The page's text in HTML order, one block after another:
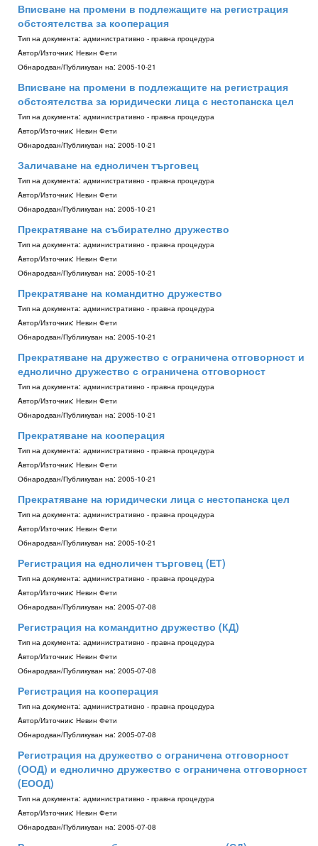
Вписване на промени в подлежащите на регистрация
обстоятелства за кооперация
Тип на документа: административно - правна процедура
Aвтор/Източник: Невин Фети
Обнародван/Публикуван на: 2005-10-21
Вписване на промени в подлежащите на регистрация
обстоятелства за юридически лица с нестопанска цел
Тип на документа: административно - правна процедура
Aвтор/Източник: Невин Фети
Обнародван/Публикуван на: 2005-10-21
Заличаване на едноличен търговец
Тип на документа: административно - правна процедура
Aвтор/Източник: Невин Фети
Обнародван/Публикуван на: 2005-10-21
Прекратяване на събирателно дружество
Тип на документа: административно - правна процедура
Aвтор/Източник: Невин Фети
Обнародван/Публикуван на: 2005-10-21
Прекратяване на командитно дружество
Тип на документа: административно - правна процедура
Aвтор/Източник: Невин Фети
Обнародван/Публикуван на: 2005-10-21
Прекратяване на дружество с ограничена отговорност и
еднолично дружество с ограничена отговорност
Тип на документа: административно - правна процедура
Aвтор/Източник: Невин Фети
Обнародван/Публикуван на: 2005-10-21
Прекратяване на кооперация
Тип на документа: административно - правна процедура
Aвтор/Източник: Невин Фети
Обнародван/Публикуван на: 2005-10-21
Прекратяване на юридически лица с нестопанска цел
Тип на документа: административно - правна процедура
Aвтор/Източник: Невин Фети
Обнародван/Публикуван на: 2005-10-21
Регистрация на едноличен търговец (ЕТ)
Тип на документа: административно - правна процедура
Aвтор/Източник: Невин Фети
Обнародван/Публикуван на: 2005-07-08
Регистрация на командитно дружество (КД)
Тип на документа: административно - правна процедура
Aвтор/Източник: Невин Фети
Обнародван/Публикуван на: 2005-07-08
Регистрация на кооперация
Тип на документа: административно - правна процедура
Aвтор/Източник: Невин Фети
Обнародван/Публикуван на: 2005-07-08
Регистрация на дружество с ограничена отговорност
(ООД) и еднолично дружество с ограничена отговорност
(ЕООД)
Тип на документа: административно - правна процедура
Aвтор/Източник: Невин Фети
Обнародван/Публикуван на: 2005-07-08